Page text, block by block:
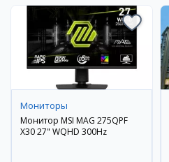
Мониторы
Монитор MSI MAG 275QPF
X30 27" WQHD 300Hz